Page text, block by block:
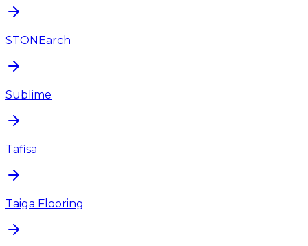
STONEarch
Sublime
Tafisa
Taiga Flooring